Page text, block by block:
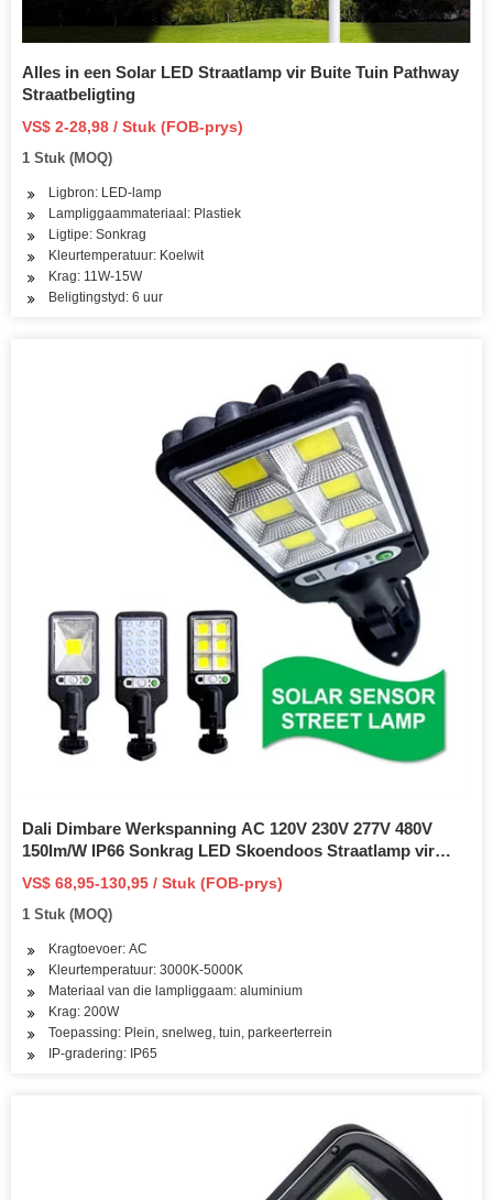
Alles in een Solar LED Straatlamp vir Buite Tuin Pathway
Straatbeligting
VS$ 2-28,98 / Stuk (FOB-prys)
1 Stuk (MOQ)
Ligbron: LED-lamp
Lampliggaammateriaal: Plastiek
Ligtipe: Sonkrag
Kleurtemperatuur: Koelwit
Krag: 11W-15W
Beligtingstyd: 6 uur
Dali Dimbare Werkspanning AC 120V 230V 277V 480V
150lm/W IP66 Sonkrag LED Skoendoos Straatlamp vir
Buitelug Openbare Parkeerterrein Area Beligting 100W
200W 300W
VS$ 68,95-130,95 / Stuk (FOB-prys)
1 Stuk (MOQ)
Kragtoevoer: AC
Kleurtemperatuur: 3000K-5000K
Materiaal van die lampliggaam: aluminium
Krag: 200W
Toepassing: Plein, snelweg, tuin, parkeerterrein
IP-gradering: IP65